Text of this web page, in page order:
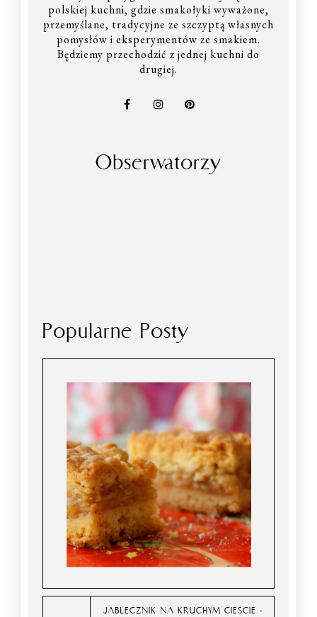
polskiej kuchni, gdzie smakołyki wyważone,
przemyślane, tradycyjne ze szczyptą własnych
pomysłów i eksperymentów ze smakiem.
Będziemy przechodzić z jednej kuchni do
drugiej.
Obserwatorzy
Popularne Posty
JABŁECZNIK NA KRUCHYM CIEŚCIE -